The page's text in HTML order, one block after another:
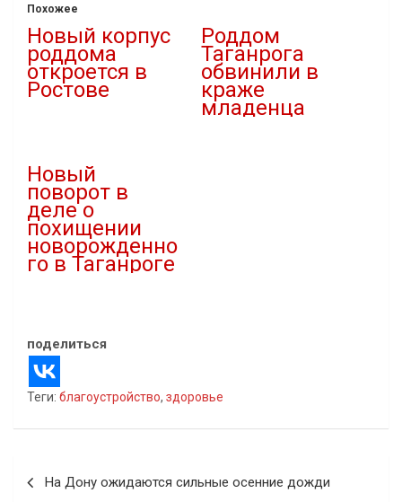
Похожее
Новый корпус
роддома
откроется в
Ростове
Роддом
Таганрога
обвинили в
краже
младенца
Новый
поворот в
деле о
похищении
новорожденно
го в Таганроге
поделиться
Теги: благоустройство, здоровье
На Дону ожидаются сильные осенние дожди